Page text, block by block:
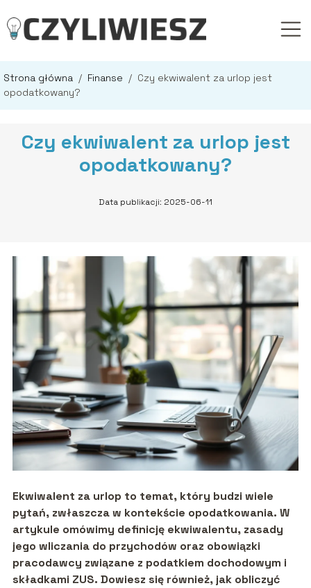
Strona główna / Finanse / Czy ekwiwalent za urlop jest
opodatkowany?
Czy ekwiwalent za urlop jest
opodatkowany?
Data publikacji: 2025-06-11
Ekwiwalent za urlop to temat, który budzi wiele
pytań, zwłaszcza w kontekście opodatkowania. W
artykule omówimy definicję ekwiwalentu, zasady
jego wliczania do przychodów oraz obowiązki
pracodawcy związane z podatkiem dochodowym i
składkami ZUS. Dowiesz się również, jak obliczyć